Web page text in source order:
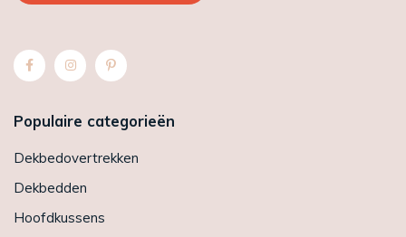
Populaire categorieën
Dekbedovertrekken
Dekbedden
Hoofdkussens